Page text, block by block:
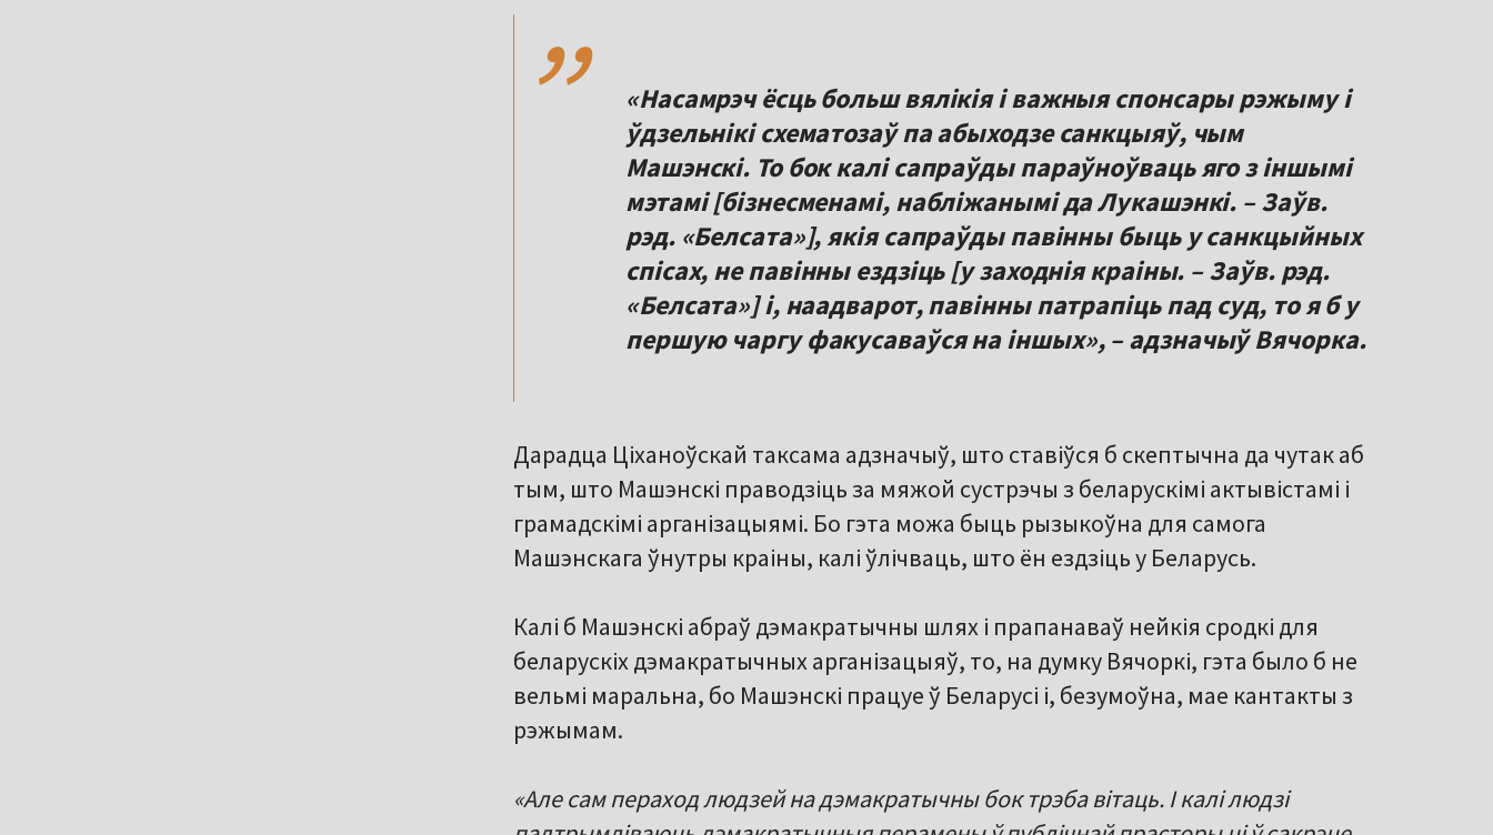
«Насамрэч ёсць больш вялікія і важныя спонсары рэжыму і
ўдзельнікі схематозаў па абыходзе санкцыяў, чым
Машэнскі. То бок калі сапраўды параўноўваць яго з іншымі
мэтамі [бізнесменамі, набліжанымі да Лукашэнкі. – Заўв.
рэд. «Белсата»], якія сапраўды павінны быць у санкцыйных
спісах, не павінны ездзіць [у заходнія краіны. – Заўв. рэд.
«Белсата»] і, наадварот, павінны патрапіць пад суд, то я б у
першую чаргу факусаваўся на іншых», – адзначыў Вячорка.
Дарадца Ціханоўскай таксама адзначыў, што ставіўся б скептычна да чутак аб
тым, што Машэнскі праводзіць за мяжой сустрэчы з беларускімі актывістамі і
грамадскімі арганізацыямі. Бо гэта можа быць рызыкоўна для самога
Машэнскага ўнутры краіны, калі ўлічваць, што ён ездзіць у Беларусь.
Калі б Машэнскі абраў дэмакратычны шлях і прапанаваў нейкія сродкі для
беларускіх дэмакратычных арганізацыяў, то, на думку Вячоркі, гэта было б не
вельмі маральна, бо Машэнскі працуе ў Беларусі і, безумоўна, мае кантакты з
рэжымам.
«Але сам пераход людзей на дэмакратычны бок трэба вітаць. І калі людзі